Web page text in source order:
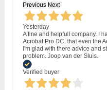
Previous Next
Yesterday
A fine and helpfull company. I
Acrobat Pro DC, that even the
I'm glad with there advice and
problem. Joop van der Sluis.
Verified buyer